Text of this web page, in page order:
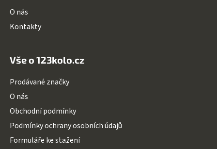
O nás
Kontakty
Vše o 123kolo.cz
Prodávané značky
O nás
Obchodní podmínky
Podmínky ochrany osobních údajů
Formuláře ke stažení